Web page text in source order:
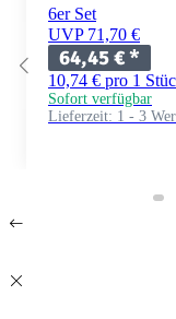
6er Set
UVP 71,70 €
64,45 €*
10,74 € pro 1
Sofort verfügbar
Lieferzeit: 1 - 3